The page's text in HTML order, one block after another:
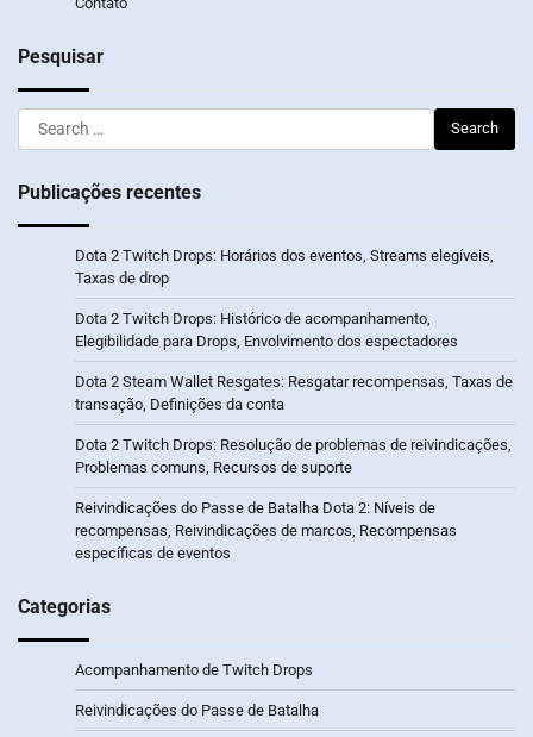
Pesquisar
Search
for:
Publicações recentes
Dota 2 Twitch Drops: Horários dos eventos, Streams elegíveis,
Taxas de drop
Dota 2 Twitch Drops: Histórico de acompanhamento,
Elegibilidade para Drops, Envolvimento dos espectadores
Dota 2 Steam Wallet Resgates: Resgatar recompensas, Taxas de
transação, Definições da conta
Dota 2 Twitch Drops: Resolução de problemas de reivindicações,
Problemas comuns, Recursos de suporte
Reivindicações do Passe de Batalha Dota 2: Níveis de
recompensas, Reivindicações de marcos, Recompensas
específicas de eventos
Categorias
Acompanhamento de Twitch Drops
Reivindicações do Passe de Batalha